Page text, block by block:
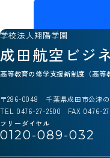
学校法人翔陽学園
成田航空ビジ
高等教育の修学支援新制度（高等
〒286-0048 千葉県成田市公津
TEL 0476-27-2500 FAX 0476-
フリーダイヤル
0120-089-032